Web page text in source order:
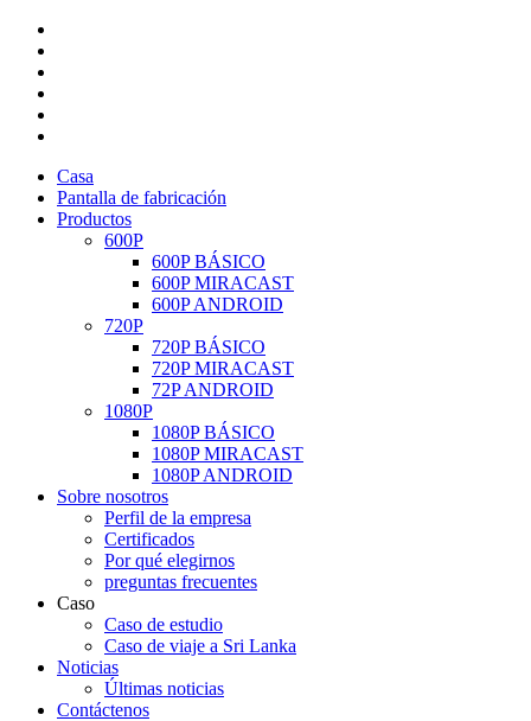
Casa
Pantalla de fabricación
Productos
600P
600P BÁSICO
600P MIRACAST
600P ANDROID
720P
720P BÁSICO
720P MIRACAST
72P ANDROID
1080P
1080P BÁSICO
1080P MIRACAST
1080P ANDROID
Sobre nosotros
Perfil de la empresa
Certificados
Por qué elegirnos
preguntas frecuentes
Caso
Caso de estudio
Caso de viaje a Sri Lanka
Noticias
Últimas noticias
Contáctenos